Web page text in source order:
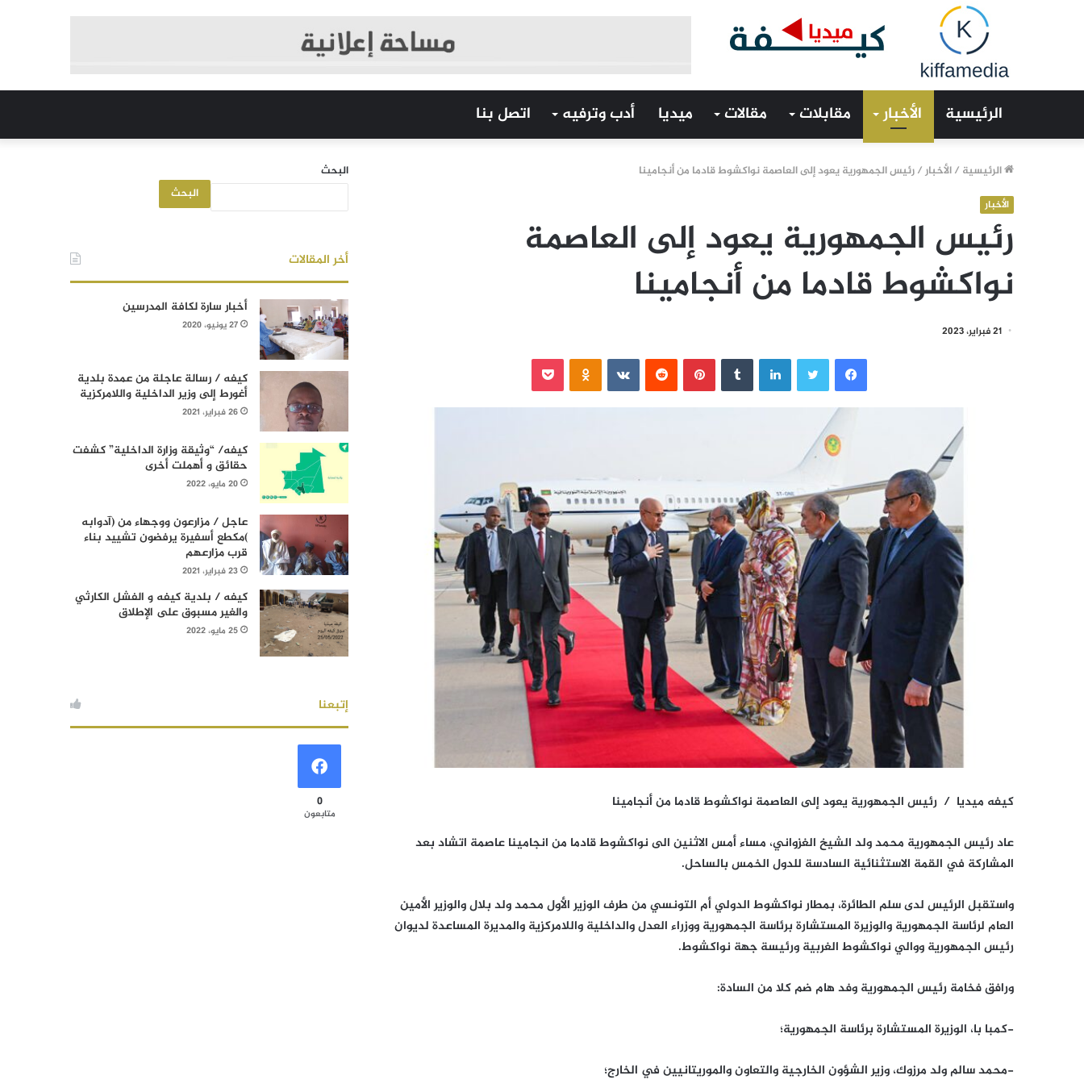
الرئيسية الأخبار مقابلات مقالات ميديا أدب وترفيه اتصل بنا
الرئيسية /الأخبار/رئيس الجمهورية يعود إلى العاصمة نواكشوط قادما من أنجامينا
الأخبار
رئيس الجمهورية يعود إلى العاصمة
نواكشوط قادما من أنجامينا
21 فبراير، 2023
فيسبوك لينكدإن بينتيريست
كيفه ميديا / رئيس الجمهورية يعود إلى العاصمة نواكشوط قادما من أنجامينا
عاد رئيس الجمهورية محمد ولد الشيخ الغزواني، مساء أمس الاثنين الى نواكشوط قادما من انجامينا عاصمة اتشاد بعد
المشاركة في القمة الاستثنائية السادسة للدول الخمس بالساحل.
واستقبل الرئيس لدى سلم الطائرة، بمطار نواكشوط الدولي أم التونسي من طرف الوزير الأول محمد ولد بلال والوزير الأمين
العام لرئاسة الجمهورية والوزيرة المستشارة برئاسة الجمهورية ووزراء العدل والداخلية واللامركزية والمديرة المساعدة لديوان
رئيس الجمهورية ووالي نواكشوط الغربية ورئيسة جهة نواكشوط.
ورافق فخامة رئيس الجمهورية وفد هام ضم كلا من السادة:
-كمبا با، الوزيرة المستشارة برئاسة الجمهورية؛
-محمد سالم ولد مرزوك، وزير الشؤون الخارجية والتعاون والموريتانيين في الخارج؛
البحث
البحث
أخر المقالات
أخبار سارة لكافة المدرسين
27 يونيو، 2020
كيفه / رسالة عاجلة من عمدة بلدية
أغورط إلى وزير الداخلية واللامركزية
26 فبراير، 2021
كيفه/ “وثيقة وزارة الداخلية” كشفت
حقائق و أهملت أخرى
20 مايو، 2022
عاجل / مزارعون ووجهاء من (آدوابه
)مكطع أسفيرة يرفضون تشييد بناء
قرب مزارعهم
23 فبراير، 2021
كيفه / بلدية كيفه و الفشل الكارثي
والغير مسبوق على الإطلاق
25 مايو، 2022
إتبعنا
0
متابعون